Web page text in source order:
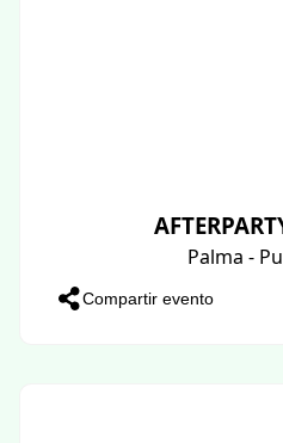
Palma -
Compartir evento